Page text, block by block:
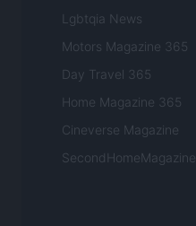
Lgbtqia News
Motors Magazine 365
Day Travel 365
Home Magazine 365
Cineverse Magazine
SecondHomeMagazine